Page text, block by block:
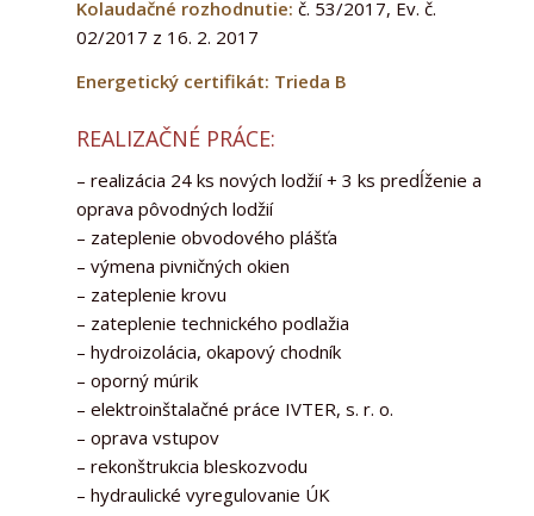
Kolaudačné rozhodnutie: č. 53/2017, Ev. č.
02/2017 z 16. 2. 2017
Energetický certifikát: Trieda B
REALIZAČNÉ PRÁCE:
– realizácia 24 ks nových lodžií + 3 ks predĺženie a
oprava pôvodných lodžií
– zateplenie obvodového plášťa
– výmena pivničných okien
– zateplenie krovu
– zateplenie technického podlažia
– hydroizolácia, okapový chodník
– oporný múrik
– elektroinštalačné práce IVTER, s. r. o.
– oprava vstupov
– rekonštrukcia bleskozvodu
– hydraulické vyregulovanie ÚK